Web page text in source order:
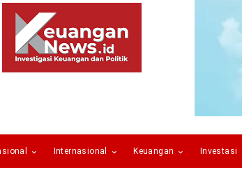
Internasional Keuangan Investasi